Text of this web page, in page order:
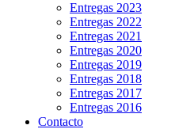
Entregas 2023
Entregas 2022
Entregas 2021
Entregas 2020
Entregas 2019
Entregas 2018
Entregas 2017
Entregas 2016
Contacto